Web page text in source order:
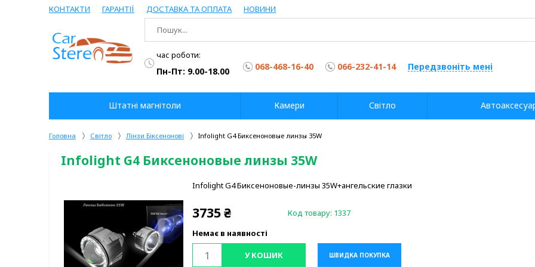
Головна Світло Лінзи Біксенонові Infolight G4 Биксеноновые линзы 35W
Infolight G4 Биксеноновые линзы 35W
Infolight G4 Биксеноновые-линзы 35W+ангельские глазки
3735₴ Код товару: 1337
Немає в наявності
У КОШИК ШВИДКА ПОКУПКА
КОНТАКТИ ГАРАНТІЇ ДОСТАВКА ТА ОПЛАТА НОВИНИ
час роботи:
Пн-Пт: 9.00-18.00 068-468-16-40 066-232-41-14 Передзвоніть мені
Штатні магнітоли Камери Світло